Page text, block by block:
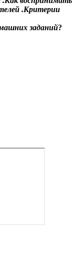
.Критерии
заданий?